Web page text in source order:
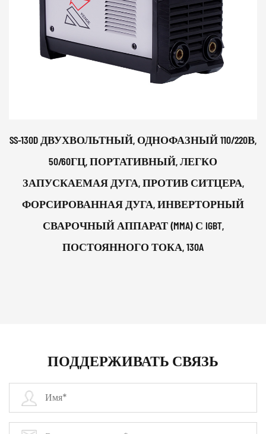
SS-130D ДВУХВОЛЬТНЫЙ, ОДНОФАЗНЫЙ 110/220В,
50/60ГЦ, ПОРТАТИВНЫЙ, ЛЕГКО
ЗАПУСКАЕМАЯ ДУГА, ПРОТИВ СИТЦЕРА,
ФОРСИРОВАННАЯ ДУГА, ИНВЕРТОРНЫЙ
СВАРОЧНЫЙ АППАРАТ (MMA) С IGBT,
ПОСТОЯННОГО ТОКА, 130A
ПОДДЕРЖИВАТЬ СВЯЗЬ